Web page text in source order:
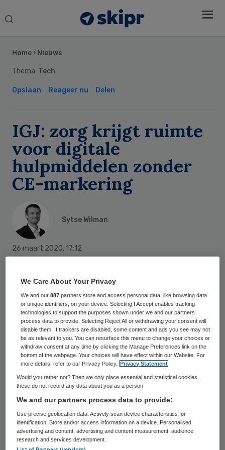
Search
Home › Nieuws
Thema: Tech
Opslaan Reageer nu Delen
IGJ: zorg krijgt ruimte
voor digitale
hulpmiddelen zonder
CE-markering
Sytse Wilman
26 maart 2020, 17:12
Om te helpen de coronacrisis het hoofd te
bieden, krijgen zorgverleners tijdelijk meer
ruimte digitale medische hulpmiddelen toe
te passen. Onder bepaalde voorwaarden
mogen ze software zonder CE-markering
gebruiken, maakt de Inspectie
Gezondheidszorg en Jeugd (IGJ) bekend.
Software kan gebruikt worden als een
medisch hulpmiddel en daar is dan ook een
CE-markering voor verplicht. De inspectie
Sidebar
We Care About Your Privacy
We and our887 partners store and access personal data, like browsing data
or unique identifiers, on your device. Selecting I Accept enables tracking
technologies to support the purposes shown under we and our partners
process data to provide. Selecting Reject All or withdrawing your consent will
disable them. If trackers are disabled, some content and ads you see may not
be as relevant to you. You can resurface this menu to change your choices or
withdraw consent at any time by clicking the Manage Preferences link on the
bottom of the webpage. Your choices will have effect within our Website. For
more details, refer to our Privacy Policy.
Privacy Statement
Would you rather not? Then we only place essential and statistical cookies,
these do not record any data about you as a person
We and our partners process data to provide:
Use precise geolocation data. Actively scan device characteristics for
identification. Store and/or access information on a device. Personalised
advertising and content, advertising and content measurement, audience
research and services development.